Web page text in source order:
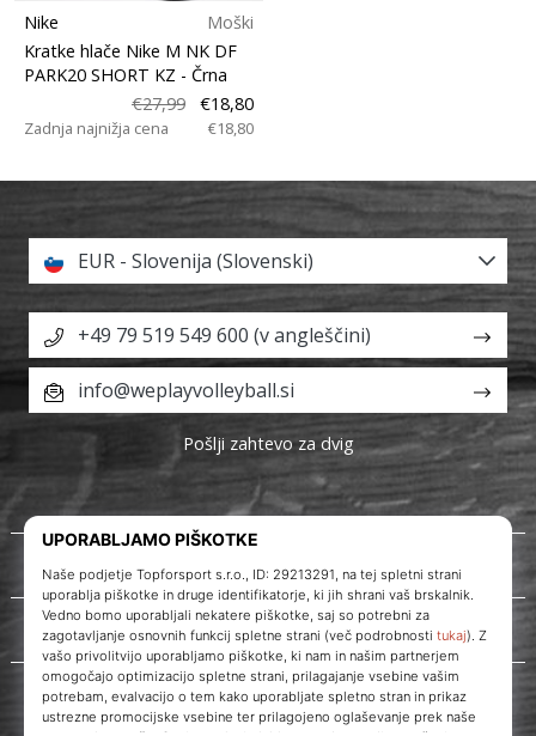
Nike
Moški
Kratke hlače Nike M NK DF
PARK20 SHORT KZ - Črna
€27,99
€18,80
Zadnja najnižja cena €18,80
O nas
Storitve za stranke
EUR - Slovenija (Slovenski)
+49 79 519 549 600 (v angleščini)
info@weplayvolleyball.si
Pošlji zahtevo za dvig